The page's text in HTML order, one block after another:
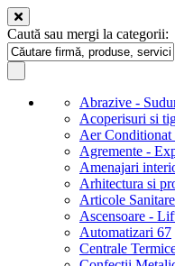
Caută sau mergi la categorii:
Abrazive -
Acoperisuri si
Aer Conditionat
Agremente -
Amenajari
Arhitectura si
Articole Sanitare
Ascensoare -
Automatizari 67
Centrale